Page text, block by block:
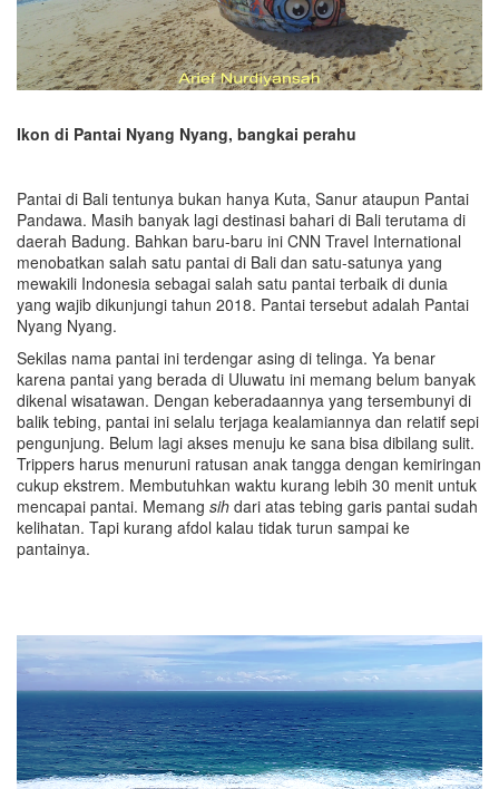
Ikon di Pantai Nyang Nyang, bangkai perahu
Pantai di Bali tentunya bukan hanya Kuta, Sanur ataupun Pantai
Pandawa. Masih banyak lagi destinasi bahari di Bali terutama di
daerah Badung. Bahkan baru-baru ini CNN Travel International
menobatkan salah satu pantai di Bali dan satu-satunya yang
mewakili Indonesia sebagai salah satu pantai terbaik di dunia
yang wajib dikunjungi tahun 2018. Pantai tersebut adalah Pantai
Nyang Nyang.
Sekilas nama pantai ini terdengar asing di telinga. Ya benar
karena pantai yang berada di Uluwatu ini memang belum banyak
dikenal wisatawan. Dengan keberadaannya yang tersembunyi di
balik tebing, pantai ini selalu terjaga kealamiannya dan relatif sepi
pengunjung. Belum lagi akses menuju ke sana bisa dibilang sulit.
Trippers harus menuruni ratusan anak tangga dengan kemiringan
cukup ekstrem. Membutuhkan waktu kurang lebih 30 menit untuk
mencapai pantai. Memang sih dari atas tebing garis pantai sudah
kelihatan. Tapi kurang afdol kalau tidak turun sampai ke
pantainya.